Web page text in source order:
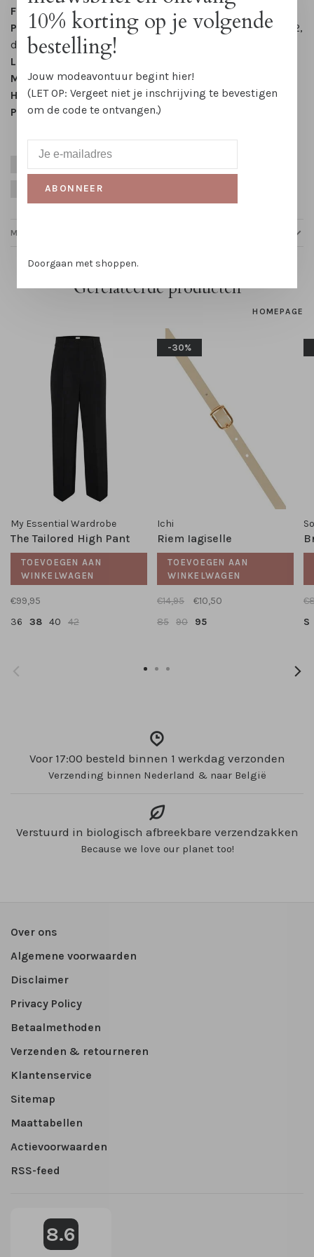
Fit
Pasvorm:Los, ik ben 1,68cm en draag Italiaanse maat 42,
dit is gelijk aan Europese maat 36.
Lengte:
Mouwlengte:lange mouw
Halslijn:Kent kraag
Patroon:Effen met pailletten op de manchetten
Nude Party Season
MAATTABELLEN
Gerelateerde producten
HOMEPAGE
My Essential Wardrobe
The Tailored High Pant
TOEVOEGEN AAN
WINKELWAGEN
€99,95
36
38 40 42
-30%
Ichi
Riem Iagiselle
TOEVOEGEN AAN
WINKELWAGEN
€14,95
€10,50
85 90 95
S
Voor 17:00 besteld binnen 1 werkdag verzonden
Verzending binnen Nederland & naar België
Verstuurd in biologisch afbreekbare verzendzakken
Because we love our planet too!
Over ons
Algemene voorwaarden
Disclaimer
Privacy Policy
Betaalmethoden
Verzenden & retourneren
Klantenservice
Sitemap
Maattabellen
Actievoorwaarden
RSS-feed
8.6
10% korting op je volgende
bestelling!
Jouw modeavontuur begint hier!
(LET OP: Vergeet niet je inschrijving te bevestigen
om de code te ontvangen.)
ABONNEER
Doorgaan met shoppen.